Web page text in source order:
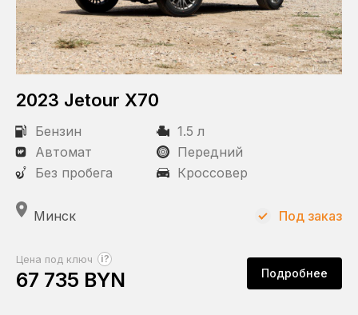
2023 Jetour X70
Бензин
1.5 л
Автомат
Передний
Без пробега
Кроссовер
Минск
Цена под ключ ?
67 735 BYN Подробнее
Под заказ